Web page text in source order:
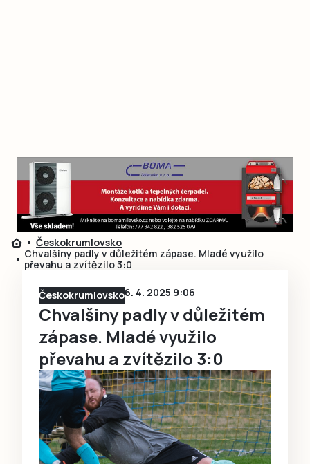
Českokrumlovsko
Chvalšiny padly v důležitém zápase. Mladé využilo
převahu a zvítězilo 3:0
Českokrumlovsko6. 4. 2025 9:06
Chvalšiny padly v důležitém
zápase. Mladé využilo
převahu a zvítězilo 3:0